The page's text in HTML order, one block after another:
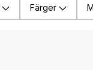
Färger